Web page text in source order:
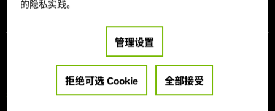
的隐私实践。
管理设置
拒绝可选 Cookie 全部接受